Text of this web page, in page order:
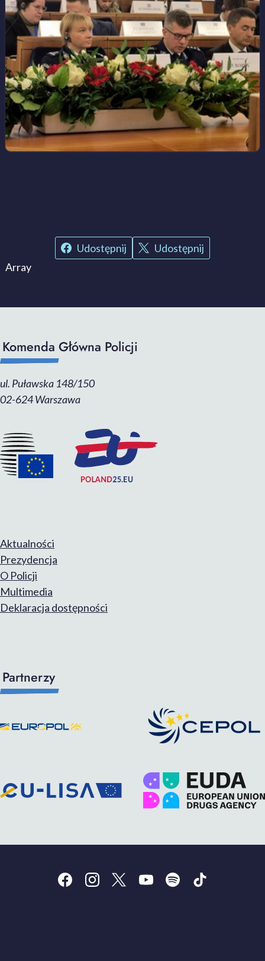
Udostępnij
Udostępnij
Array
Komenda Główna Policji
ul. Puławska 148/150
02-624 Warszawa
Aktualności
Prezydencja
O Policji
Multimedia
Deklaracja dostępności
Partnerzy